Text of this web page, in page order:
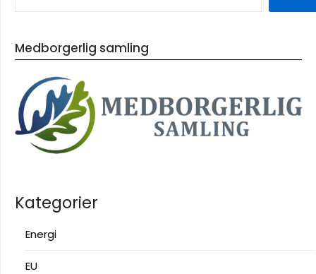
Medborgerlig samling
Kategorier
Energi
EU